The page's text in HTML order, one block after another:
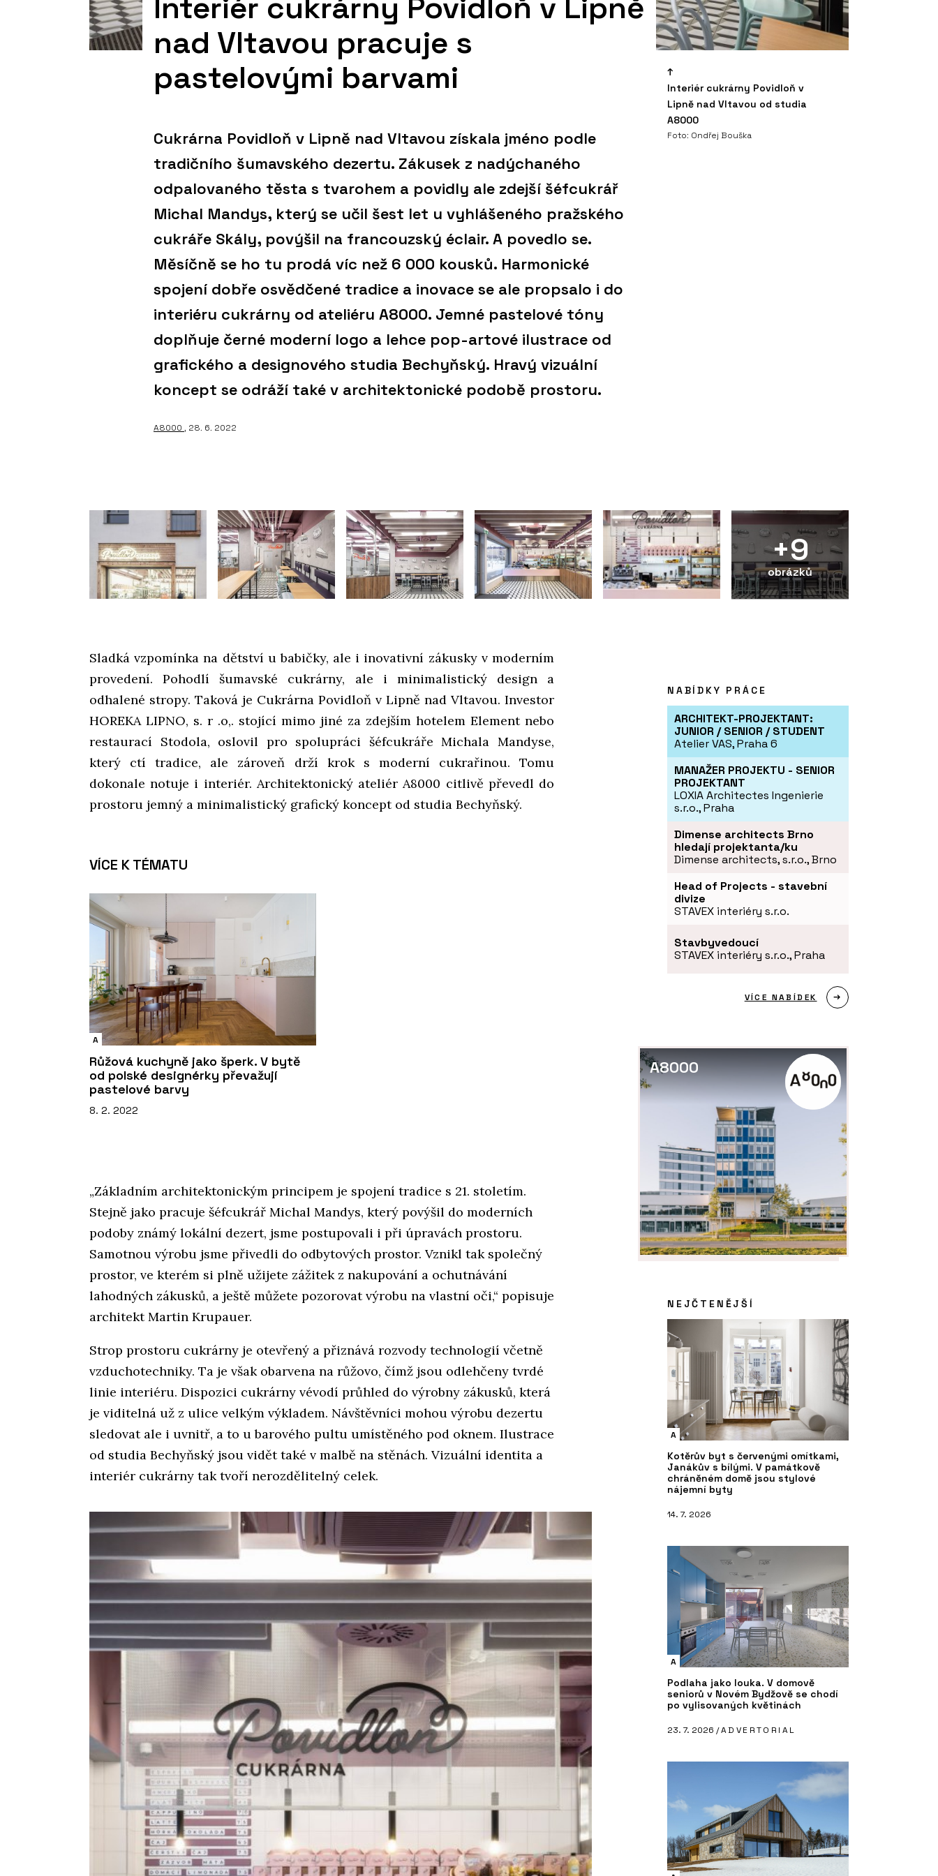
Interiér cukrárny Povidloň v
Lipně nad Vltavou od studia
A8000
Foto: Ondřej Bouška
Interiér cukrárny Povidloň v Lipně
nad Vltavou pracuje s
pastelovými barvami
Cukrárna Povidloň v Lipně nad Vltavou získala jméno podle
tradičního šumavského dezertu. Zákusek z nadýchaného
odpalovaného těsta s tvarohem a povidly ale zdejší šéfcukrář
Michal Mandys, který se učil šest let u vyhlášeného pražského
cukráře Skály, povýšil na francouzský éclair. A povedlo se.
Měsíčně se ho tu prodá víc než 6 000 kousků. Harmonické
spojení dobře osvědčené tradice a inovace se ale propsalo i do
interiéru cukrárny od ateliéru A8000. Jemné pastelové tóny
doplňuje černé moderní logo a lehce pop-artové ilustrace od
grafického a designového studia Bechyňský. Hravý vizuální
koncept se odráží také v architektonické podobě prostoru.
A8000 , 28. 6. 2022
+9
obrázků
Sladká vzpomínka na dětství u babičky, ale i inovativní zákusky v moderním
provedení. Pohodlí šumavské cukrárny, ale i minimalistický design a
odhalené stropy. Taková je Cukrárna Povidloň v Lipně nad Vltavou. Investor
HOREKA LIPNO, s. r .o,. stojící mimo jiné za zdejším hotelem Element nebo
restaurací Stodola, oslovil pro spolupráci šéfcukráře Michala Mandyse,
který ctí tradice, ale zároveň drží krok s moderní cukrařinou. Tomu
dokonale notuje i interiér. Architektonický ateliér A8000 citlivě převedl do
prostoru jemný a minimalistický grafický koncept od studia Bechyňský.
VÍCE K TÉMATU
A
Růžová kuchyně jako šperk. V bytě
od polské designérky převažují
pastelové barvy
8. 2. 2022
„Základním architektonickým principem je spojení tradice s 21. stoletím.
Stejně jako pracuje šéfcukrář Michal Mandys, který povýšil do moderních
podoby známý lokální dezert, jsme postupovali i při úpravách prostoru.
Samotnou výrobu jsme přivedli do odbytových prostor. Vznikl tak společný
prostor, ve kterém si plně užijete zážitek z nakupování a ochutnávání
lahodných zákusků, a ještě můžete pozorovat výrobu na vlastní oči,“ popisuje
architekt Martin Krupauer.
Strop prostoru cukrárny je otevřený a přiznává rozvody technologií včetně
vzduchotechniky. Ta je však obarvena na růžovo, čímž jsou odlehčeny tvrdé
linie interiéru. Dispozici cukrárny vévodí průhled do výrobny zákusků, která
je viditelná už z ulice velkým výkladem. Návštěvníci mohou výrobu dezertu
sledovat ale i uvnitř, a to u barového pultu umístěného pod oknem. Ilustrace
od studia Bechyňský jsou vidět také v malbě na stěnách. Vizuální identita a
interiér cukrárny tak tvoří nerozdělitelný celek.
NABÍDKY PRÁCE
ARCHITEKT-PROJEKTANT:
JUNIOR / SENIOR / STUDENT
Atelier VAS, Praha 6
MANAŽER PROJEKTU - SENIOR
PROJEKTANT
LOXIA Architectes Ingenierie
s.r.o., Praha
Dimense architects Brno
hledají projektanta/ku
Dimense architects, s.r.o., Brno
Head of Projects - stavební
divize
STAVEX interiéry s.r.o.
Stavbyvedoucí
STAVEX interiéry s.r.o., Praha
VÍCE NABÍDEK
A8000
NEJČTENĚJŠÍ
A
Kotěrův byt s červenými omítkami,
Janákův s bílými. V památkově
chráněném domě jsou stylové
nájemní byty
14. 7. 2026
A
Podlaha jako louka. V domově
seniorů v Novém Bydžově se chodí
po vylisovaných květinách
23. 7. 2026 /ADVERTORIAL